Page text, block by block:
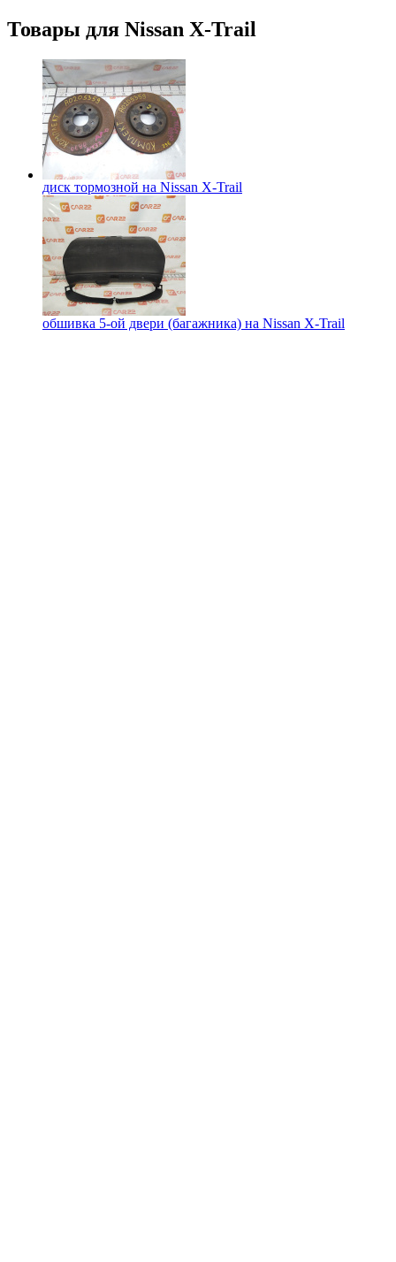
Товары для Nissan X-Trail
диск тормозной на Nissan X-Trail
обшивка 5-ой двери (багажника) на Nissan X-Trail